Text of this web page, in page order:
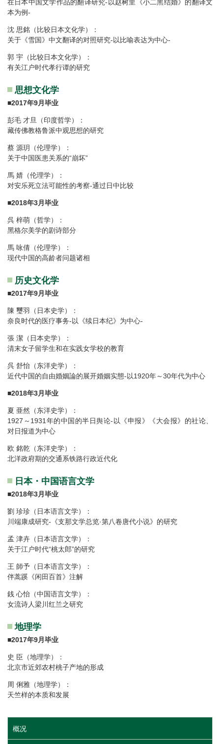
在日本中国文学作品的翻译研究-以赵树里《小二黑结婚》的翻译文
本为例-
沈 思銘（比较日本文化学）：
关于《雪国》中文翻译的对照研究-以比喻表达为中心-
郭 宇（比较日本文化学）：
有关江户时代孝行谭的研究
思想文化学
■2017年9月毕业
彭毛 才旦（印度哲学）：
藏传佛教格鲁派中观思想的研究
蔡 源玥（伦理学）：
关于中国医患关系的“崩坏”
馬 婧（伦理学）：
对安乐死立法可能性的考察-通过日中比较
■2018年3月毕业
呉 梓萌（哲学）：
黑格尔美学的剧诗部分
馬 咏倩（伦理学）：
现代中国的高龄者问题诸相
历史文化学
■2017年9月毕业
陳 璽羽（日本史学）：
奈良时代的医疗事务-以《续日本纪》为中心-
張 潔（日本史学）：
清末女子留学生和在实践女学校的教育
呉 舒怡（东洋史学）：
近代中国的自由婚姻論的展开婚姻实態-以1920年～30年代为中心
■2018年3月毕业
夏 亜然（东洋史学）：
1927～1931年的中国的半日舆论-以《申报》《大会报》的社论、
对日报道为中心
欧 銘乾（东洋史学）：
北洋政府期的交通系铁路行政近代化
日本・中国语言文学
■2018年3月毕业
劉 珍珍（日本语言文学）：
川端康成研究-《支那文学总览·第八卷唐代小说》的研究
孟 津卉（日本语言文学）：
关于江户时代“桃太郎”的研究
王 師予（日本语言文学）：
伴蒿蹊《闲田百首》注解
銭 心怡（中国语言文学）：
女流诗人梁川红兰之研究
地理学
■2017年9月毕业
史 臣（地理学）：
北京市近郊农村桃子产地的形成
周 俐雅（地理学）：
天竺样的本质和发展
概况